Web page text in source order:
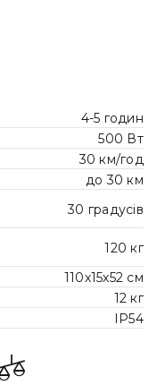
4-5 годин
500 Вт
30 км/год
до 30 км
30 градусів
120 кг
110х15х52 см
12 кг
IP54